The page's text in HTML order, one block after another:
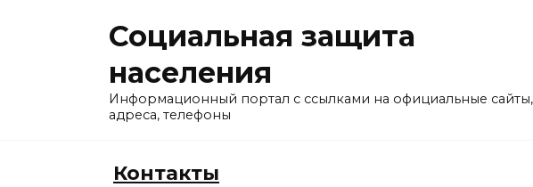
Социальная защита
населения
Информационный портал с ссылками на официальные сайты,
адреса, телефоны
Контакты